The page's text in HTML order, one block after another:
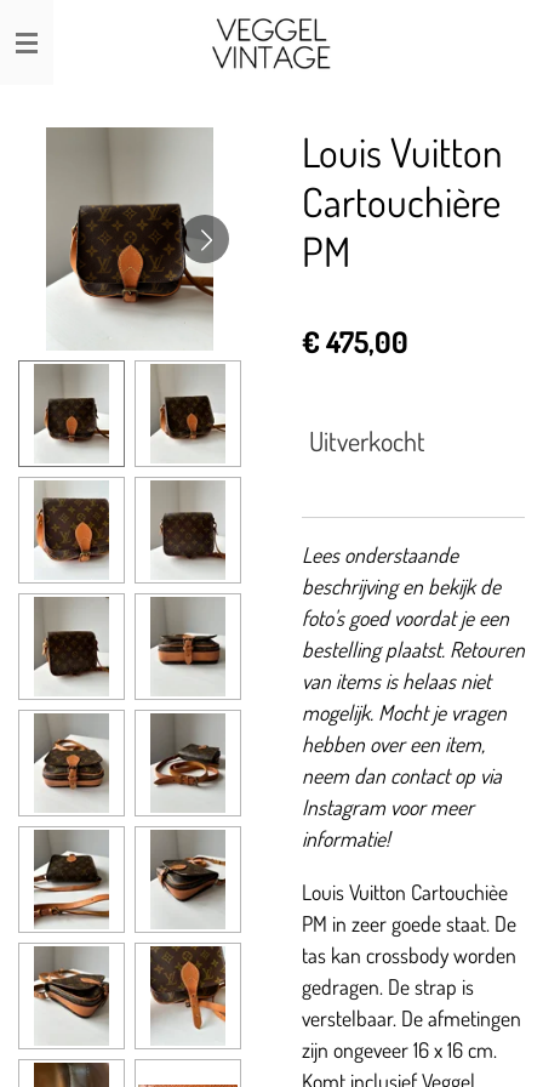
Ga
direct
Louis Vuitton
Cartouchière
PM
€ 475,00
Uitverkocht
Lees onderstaande
beschrijving en bekijk de
foto's goed voordat je een
bestelling plaatst. Retouren
van items is helaas niet
mogelijk. Mocht je vragen
hebben over een item,
neem dan contact op via
Instagram voor meer
informatie!
Louis Vuitton Cartouchièe
PM in zeer goede staat. De
tas kan crossbody worden
gedragen. De strap is
verstelbaar. De afmetingen
zijn ongeveer 16 x 16 cm.
Komt inclusief Veggel